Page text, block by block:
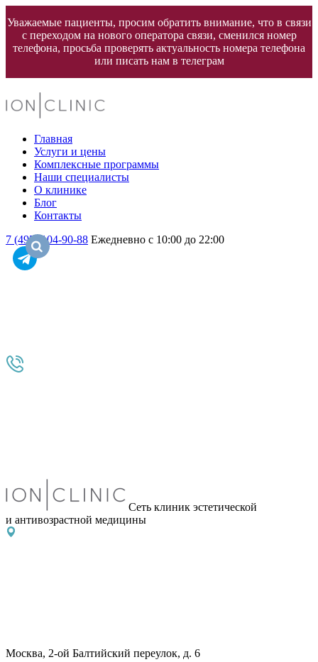
Уважаемые пациенты, просим обратить внимание, что в связи
с переходом на нового оператора связи, сменился номер
телефона, просьба проверять актуальность номера телефона
или писать нам в телеграм
Главная
Услуги и цены
Комплексные программы
Наши специалисты
О клинике
Блог
Контакты
7 (495) 104-90-88 Ежедневно с 10:00 до 22:00
Сеть клиник эстетической
и антивозрастной медицины
Москва, 2-ой Балтийский переулок, д. 6